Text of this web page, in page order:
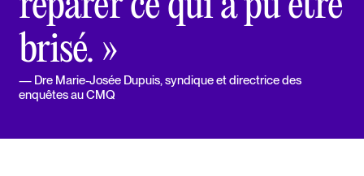
brisé. »
Dre Marie-Josée Dupuis, syndique et directrice des
enquêtes au CMQ